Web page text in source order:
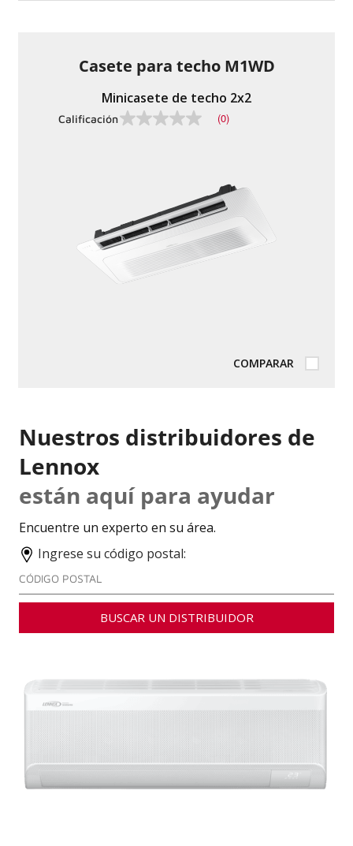
la
Casete para techo M1WD
Minicasete de techo 2x2
Calificación Sin
misma
página.
(0)
COMPARAR
Nuestros distribuidores de
Lennox
están aquí para ayudar
Encuentre un experto en su área.
Ingrese su código postal:
BUSCAR UN DISTRIBUIDOR